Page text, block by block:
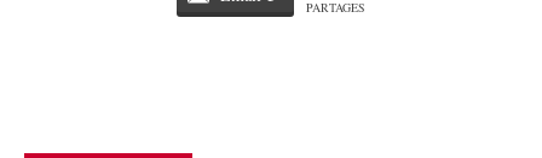
PARTAGES